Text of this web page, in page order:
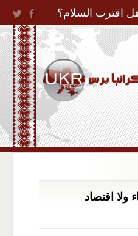
Jump to
هل اقترب السلام؟
ولا اقتصاد